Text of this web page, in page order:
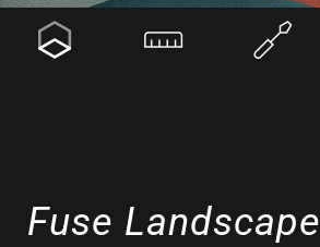
Fuse Landscape